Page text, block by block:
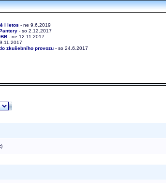
i letos - ne 9.6.2019
- so 2.12.2017
- ne 12.11.2017
zkušebního provozu - so 24.6.2017